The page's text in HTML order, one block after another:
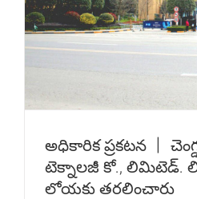
అధికారిక ప్రకటన 丨
టెక్నాలజీ కో.,
లోయకు తరలించారు